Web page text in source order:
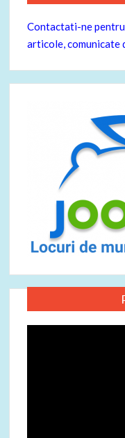
Contactati-ne
articole, comunicate